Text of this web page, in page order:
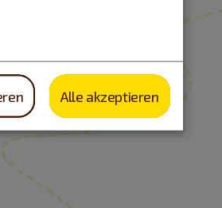
Alle akzeptieren